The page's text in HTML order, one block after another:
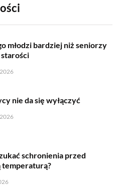
młodzi bardziej niż seniorzy
starości
nie da się wyłączyć
schronienia przed
temperaturą?